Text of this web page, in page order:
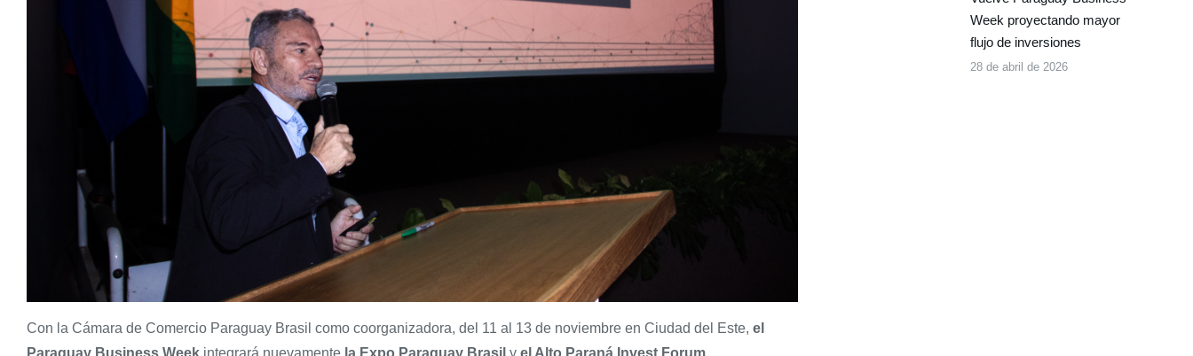
Con la Cámara de Comercio Paraguay Brasil como coorganizadora, del 11 al 13 de noviembre en Ciudad del Este, el
Paraguay Business Week integrará nuevamente la Expo Paraguay Brasil y el Alto Paraná Invest Forum,
Week proyectando mayor
flujo de inversiones
28 de abril de 2026